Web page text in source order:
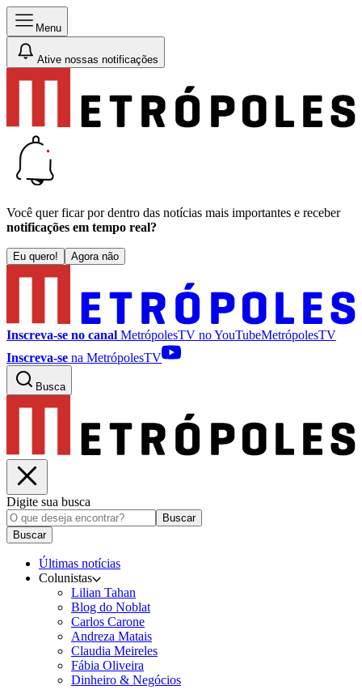
Menu
Ative nossas notificações
Você quer ficar por dentro das notícias mais importantes e receber
notificações em tempo real?
Eu quero! Agora não
Inscreva-se no canal MetrópolesTV noYouTubeMetrópolesTV
Inscreva-se na MetrópolesTV
Busca
Digite sua busca
Buscar
Buscar
Últimas notícias
Colunistas
Lilian Tahan
Blog do Noblat
Carlos Carone
Andreza Matais
Claudia Meireles
Fábia Oliveira
Dinheiro & Negócios